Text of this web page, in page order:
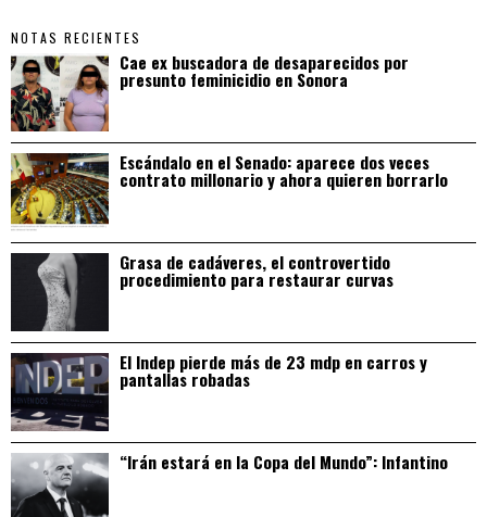
NOTAS RECIENTES
Cae ex buscadora de desaparecidos por
presunto feminicidio en Sonora
Escándalo en el Senado: aparece dos veces
contrato millonario y ahora quieren borrarlo
Grasa de cadáveres, el controvertido
procedimiento para restaurar curvas
El Indep pierde más de 23 mdp en carros y
pantallas robadas
“Irán estará en la Copa del Mundo”: Infantino